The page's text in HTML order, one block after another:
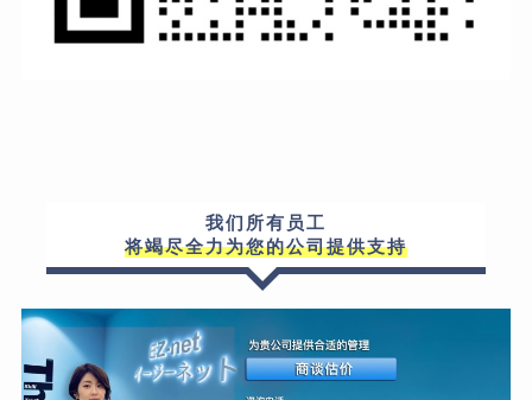
我们所有员工
将竭尽全力为您的公司提供支持